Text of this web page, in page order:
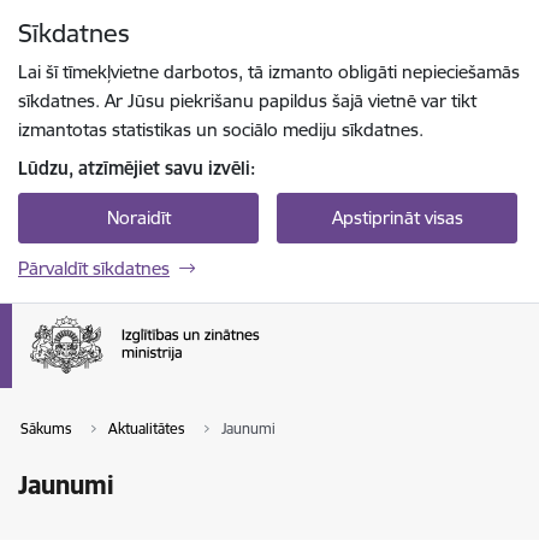
Sīkdatnes
Lai šī tīmekļvietne darbotos, tā izmanto obligāti nepieciešamās
sīkdatnes. Ar Jūsu piekrišanu papildus šajā vietnē var tikt
izmantotas statistikas un sociālo mediju sīkdatnes.
Lūdzu, atzīmējiet savu izvēli:
Noraidīt Apstiprināt visas
Pārvaldīt sīkdatnes
Sākums Aktualitātes Jaunumi
Jaunumi